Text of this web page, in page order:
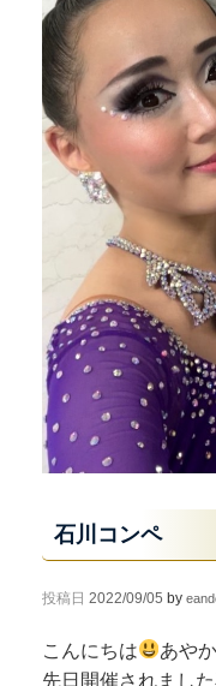
石川コンペ
投稿日 2022/09/05 by
こんにちは
あや
先日開催されまし